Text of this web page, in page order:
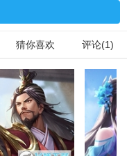
猜你喜欢 评论(1)